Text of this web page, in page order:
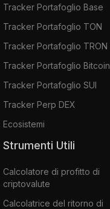
Tracker Portafoglio Base
Tracker Portafoglio TON
Tracker Portafoglio TRON
Tracker Portafoglio Bitcoin
Tracker Portafoglio SUI
Tracker Perp DEX
Ecosistemi
Strumenti Utili
Calcolatore di profitto di
criptovalute
Calcolatrice del ritorno di